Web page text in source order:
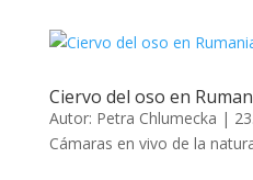
Ciervo del oso en
Autor: Petra Chlumecka |
Cámaras en vivo de la